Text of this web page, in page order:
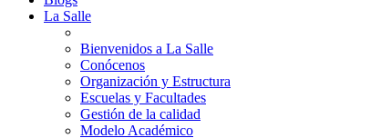
La Salle
Bienvenidos a La Salle
Conócenos
Organización y Estructura
Escuelas y Facultades
Gestión de la calidad
Modelo Académico